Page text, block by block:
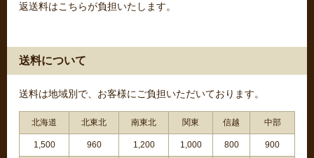
返送料はこちらが負担いたします。
送料について
送料は地域別で、お客様にご負担いただいております。
北海道 北東北 南東北 関東 信越 中部
1,500 960 1,200 1,000 800 900